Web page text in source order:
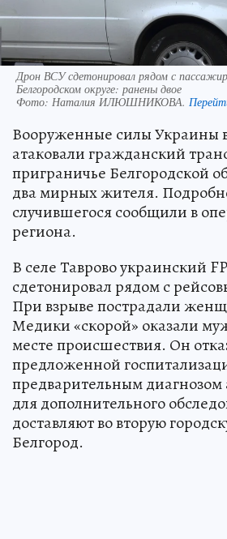
Дрон ВСУ сдетонировал рядом с
Белгородском округе: ранены двое
Фото: Наталия ИЛЮШНИКОВА.
Вооруженные силы Украины
атаковали гражданский
приграничье Белгородской
два мирных жителя.
случившегося сообщили в
региона.
В селе Таврово украинский
сдетонировал рядом с
При взрыве пострадали
Медики «скорой» оказали
месте происшествия. Он
предложенной
предварительным диагнозом
для дополнительного
доставляют во вторую
Белгород.